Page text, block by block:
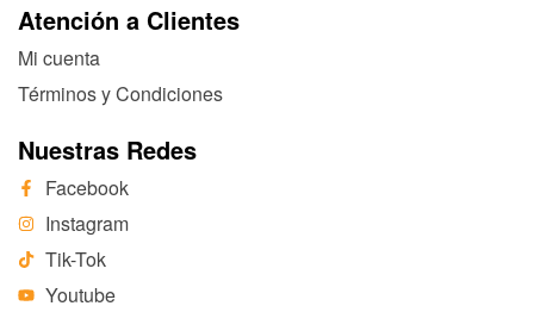
Atención a Clientes
Mi cuenta
Términos y Condiciones
Nuestras Redes
Facebook
Instagram
Tik-Tok
Youtube